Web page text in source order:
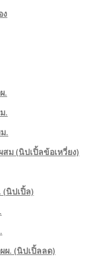
ง
.
.
.
ม (นิปเปิ้ลข้อเหวี่ยง)
(นิปเปิ้ล)
ผ. (นิปเปิ้ลลด)